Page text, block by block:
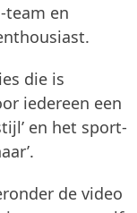
team en
die is
iedereen een
en het sport-
de video